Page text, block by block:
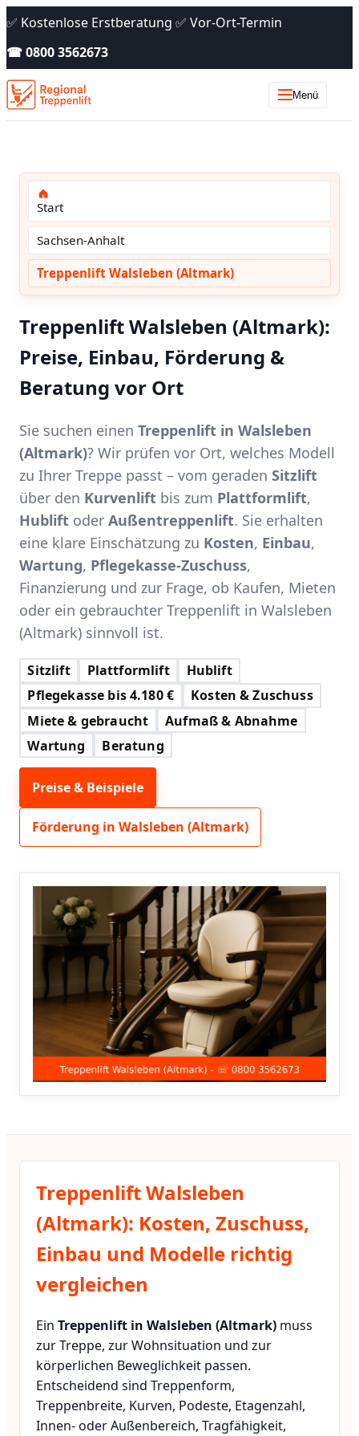
✅ Kostenlose Erstberatung ✅ Vor-Ort-Termin
☎ 0800 3562673
Menü
Start
Sachsen-Anhalt
Treppenlift Walsleben (Altmark)
Treppenlift Walsleben (Altmark):
Preise, Einbau, Förderung &
Beratung vor Ort
Sie suchen einen Treppenlift in Walsleben
(Altmark)? Wir prüfen vor Ort, welches Modell
zu Ihrer Treppe passt – vom geraden Sitzlift
über den Kurvenlift bis zum Plattformlift,
Hublift oder Außentreppenlift. Sie erhalten
eine klare Einschätzung zu Kosten, Einbau,
Wartung, Pflegekasse-Zuschuss,
Finanzierung und zur Frage, ob Kaufen, Mieten
oder ein gebrauchter Treppenlift in Walsleben
(Altmark) sinnvoll ist.
Sitzlift Plattformlift
Hublift
Pflegekasse bis 4.180 €
Kosten & Zuschuss
Miete & gebraucht
Aufmaß & Abnahme
Wartung
Beratung
Preise & Beispiele
Förderung in Walsleben (Altmark)
Treppenlift Walsleben
(Altmark): Kosten, Zuschuss,
Einbau und Modelle richtig
vergleichen
Ein Treppenlift in Walsleben (Altmark) muss
zur Treppe, zur Wohnsituation und zur
körperlichen Beweglichkeit passen.
Entscheidend sind Treppenform,
Treppenbreite, Kurven, Podeste, Etagenzahl,
Innen- oder Außenbereich, Tragfähigkeit,